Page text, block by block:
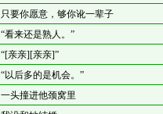
只要你愿意，够你讹一辈子
“看来还是熟人。”
“[亲亲][亲亲]”
“以后多的是机会。”
一头撞进他颈窝里